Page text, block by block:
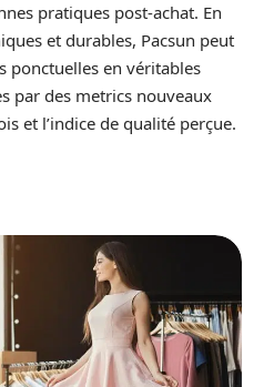
pratiques post-achat. En
et durables, Pacsun peut
ponctuelles en véritables
par des metrics nouveaux
et l’indice de qualité perçue.